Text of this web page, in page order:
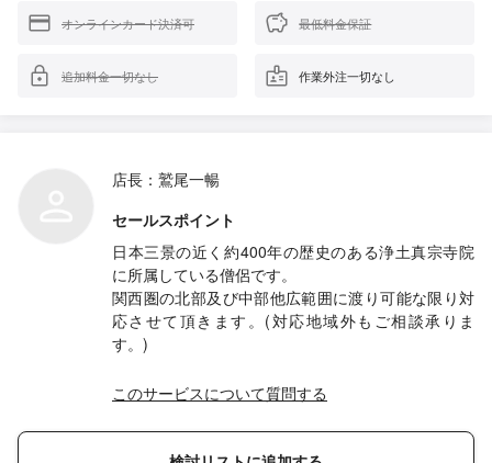
オンラインカード決済可 最低料金保証
追加料金一切なし 作業外注一切なし
店長：鷲尾一暢
セールスポイント
日本三景の近く約400年の歴史のある浄土真宗寺院
に所属している僧侶です。
関西圏の北部及び中部他広範囲に渡り可能な限り対
応させて頂きます。(対応地域外もご相談承りま
す。)
このサービスについて質問する